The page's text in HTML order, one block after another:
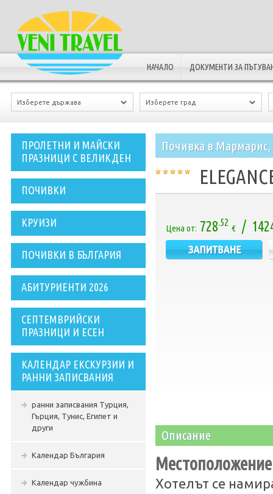
НАЧАЛО ДОКУМЕНТИ ЗА
ПРОЛЕТНИ И МАЙСКИ
ПРАЗНИЦИ С ВЕЛИКДЕН
ПОЧИВКИ
КРУИЗИ
ПОЧИВКИ В БЪЛГАРИЯ
АБИТУРИЕНТИ 2026
СЕПТЕМВРИЙСКИ
ПРАЗНИЦИ И ЕСЕН
КАЛЕНДАР ЕКСКУРЗИИ И
РАННИ ЗАПИСВАНИЯ
ранни записвания Турция,
Гърция, Тунис, Египет и
други
Календар България
Календар чужбина
Почивка в
Цена от: 728.52
€ /
Описание
Хотелът се